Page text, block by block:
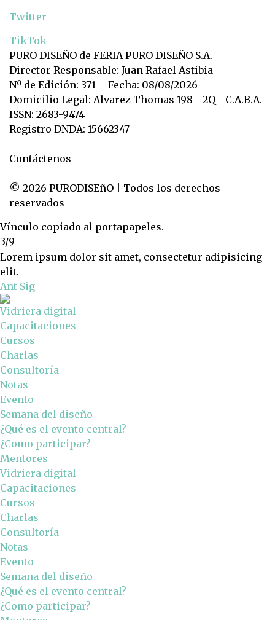
Twitter
TikTok
PURO DISEÑO de FERIA PURO DISEÑO S.A.
Director Responsable: Juan Rafael Astibia
Nº de Edición: 371 – Fecha: 08/08/2026
Domicilio Legal: Alvarez Thomas 198 - 2Q - C.A.B.A.
ISSN: 2683-9474
Registro DNDA: 15662347
Contáctenos
© 2026 PURODISEñO | Todos los derechos
reservados
Vínculo copiado al portapapeles.
3/9
Lorem ipsum dolor sit amet, consectetur adipisicing
elit.
Ant Sig
Vidriera digital
Capacitaciones
Cursos
Charlas
Consultoría
Notas
Evento
Semana del diseño
¿Qué es el evento central?
¿Como participar?
Mentores
Vidriera digital
Capacitaciones
Cursos
Charlas
Consultoría
Notas
Evento
Semana del diseño
¿Qué es el evento central?
¿Como participar?